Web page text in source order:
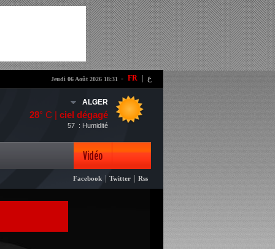
- FR ع Jeudi 06 Août 2026 18:31
ALGER
28° C | ciel dégagé
: Humidité
57
Vidéo
Photo
Facebook Twitter Rss